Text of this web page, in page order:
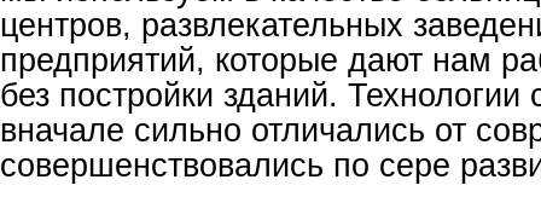
центров, развлекательных
предприятий, которые дают нам
без постройки зданий. Технологии
вначале сильно отличались от
совершенствовались по сере